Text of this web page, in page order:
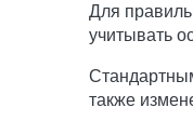
Для
учитывать
также